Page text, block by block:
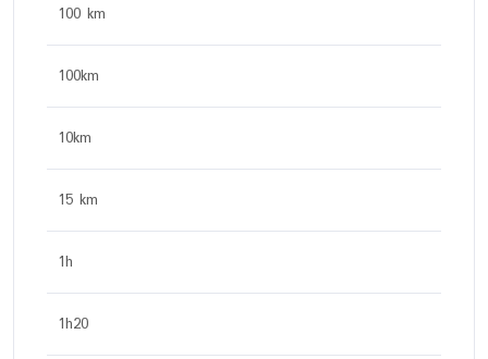
100 km
100km
10km
15 km
1h
1h20